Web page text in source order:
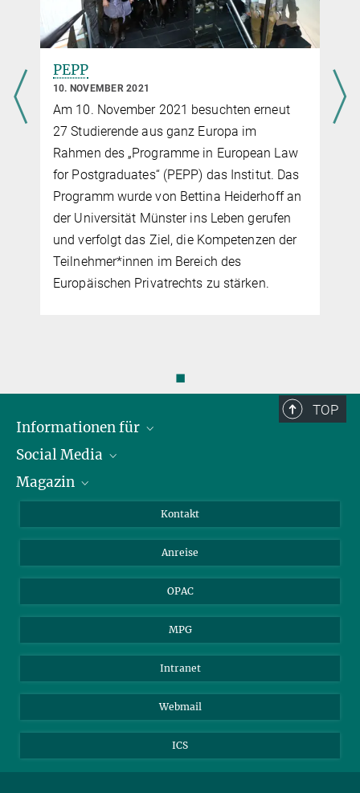
PEPP
10. NOVEMBER 2021
Am 10. November 2021 besuchten erneut
27 Studierende aus ganz Europa im
Rahmen des „Programme in European Law
for Postgraduates“ (PEPP) das Institut. Das
Programm wurde von Bettina Heiderhoff an
der Universität Münster ins Leben gerufen
und verfolgt das Ziel, die Kompetenzen der
Teilnehmer*innen im Bereich des
Europäischen Privatrechts zu stärken.
◼
TOP
Informationen für
Journalist*innen
Stipendiat*innen
Social Media
LinkedIn
Magazin
Kontakt
Anreise
OPAC
MPG
Intranet
Webmail
ICS